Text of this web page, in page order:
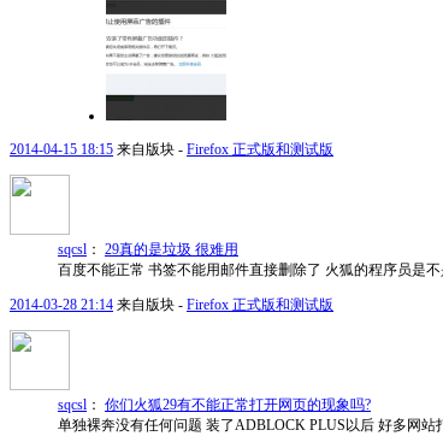
2014-04-15 18:15 来自版块 - Firefox 正式版和测试版
sqcsl ： 29真的是垃圾 很难用
百度不能正常 书签不能用邮件直接删除了 火狐的程序员是
2014-03-28 21:14 来自版块 - Firefox 正式版和测试版
sqcsl ： 你们火狐29有不能正常打开网页的现象吗?
单独裸奔没有任何问题 装了ADBLOCK PLUS以后 好多网站